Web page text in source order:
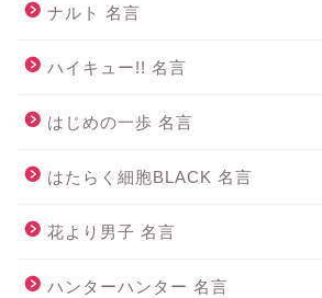
ナルト 名言
ハイキュー!! 名言
はじめの一歩 名言
はたらく細胞BLACK 名言
花より男子 名言
ハンターハンター 名言